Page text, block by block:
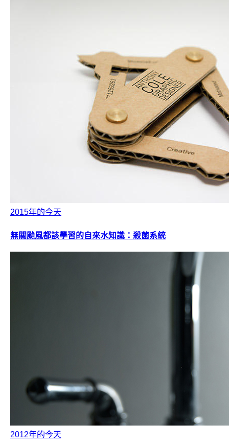
2015年的今天
無關颱風都該學習的自來水知識：殺菌系統
2012年的今天